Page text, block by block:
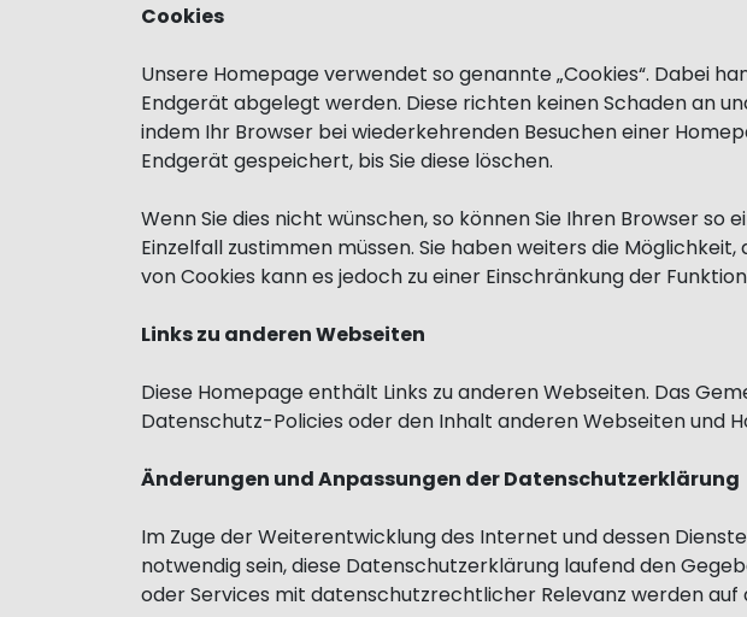
Cookies
Unsere Homepage verwendet so genannte „Cookies“. Dabei
Endgerät abgelegt werden. Diese richten keinen Schaden an
indem Ihr Browser bei wiederkehrenden Besuchen einer
Endgerät gespeichert, bis Sie diese löschen.
Wenn Sie dies nicht wünschen, so können Sie Ihren Browser
Einzelfall zustimmen müssen. Sie haben weiters die
von Cookies kann es jedoch zu einer Einschränkung der
Links zu anderen Webseiten
Diese Homepage enthält Links zu anderen Webseiten. Das
Datenschutz-Policies oder den Inhalt anderen Webseiten und
Änderungen und Anpassungen der Datenschutzerklärung
Im Zuge der Weiterentwicklung des Internet und dessen
notwendig sein, diese Datenschutzerklärung laufend den
oder Services mit datenschutzrechtlicher Relevanz werden